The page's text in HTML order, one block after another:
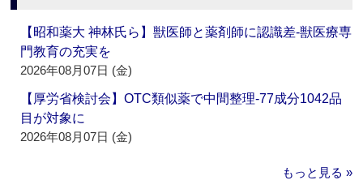
【昭和薬大 神林氏ら】獣医師と薬剤師に認識差‐獣医療専
門教育の充実を
2026年08月07日 (金)
【厚労省検討会】OTC類似薬で中間整理‐77成分1042品
目が対象に
2026年08月07日 (金)
もっと見る »